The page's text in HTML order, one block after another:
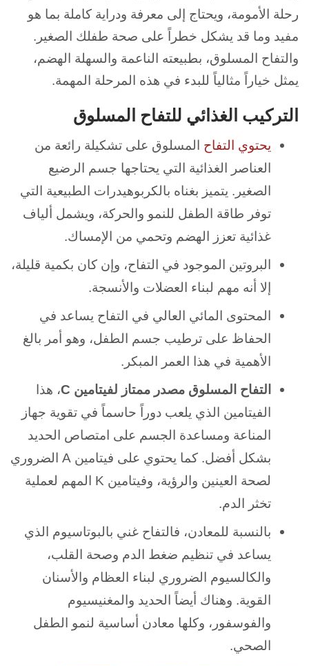
رحلة الأمومة، ويحتاج إلى معرفة ودراية كاملة بما هو
مفيد وما قد يشكل خطراً على صحة طفلك الصغير.
والتفاح المسلوق، بطبيعته الناعمة والسهلة الهضم،
يمثل خياراً مثالياً للبدء في هذه المرحلة المهمة.
التركيب الغذائي للتفاح المسلوق
يحتوي التفاح المسلوق على تشكيلة رائعة من
العناصر الغذائية التي يحتاجها جسم الرضيع
الصغير. يتميز بغناه بالكربوهيدرات الطبيعية التي
توفر طاقة الطفل للنمو والحركة، ويشمل ألياف
غذائية تعزز الهضم وتحمي من الإمساك.
البروتين الموجود في التفاح، وإن كان بكمية قليلة،
إلا أنه مهم لبناء العضلات والأنسجة.
المحتوى المائي العالي في التفاح يساعد في
الحفاظ على ترطيب جسم الطفل، وهو أمر بالغ
الأهمية في هذا العمر المبكر.
التفاح المسلوق مصدر ممتاز لفيتامين C
، هذا
الفيتامين الذي يلعب دوراً حاسماً في تقوية جهاز
المناعة ومساعدة الجسم على امتصاص الحديد
بشكل أفضل. كما يحتوي على فيتامين A الضروري
لصحة العينين والرؤية، وفيتامين K المهم لعملية
تخثر الدم.
بالنسبة للمعادن، فالتفاح غني بالبوتاسيوم الذي
يساعد في تنظيم ضغط الدم وصحة القلب،
والكالسيوم الضروري لبناء العظام والأسنان
القوية. وهناك أيضاً الحديد والمغنيسيوم
والفوسفور، وكلها معادن أساسية لنمو الطفل
الصحي.